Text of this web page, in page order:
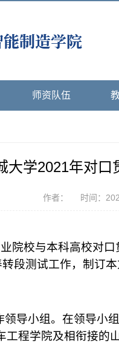
师资队伍
大学2021年对口
作者： 时间：
院校与本科高校对
段测试工作，制订本
导小组。在领导小
工程学院及相衔接的